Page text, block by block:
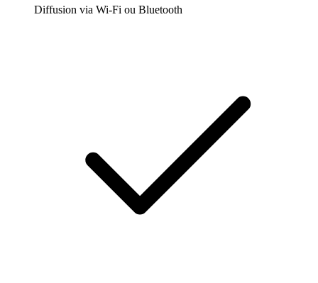
Diffusion via Wi-Fi ou Bluetooth